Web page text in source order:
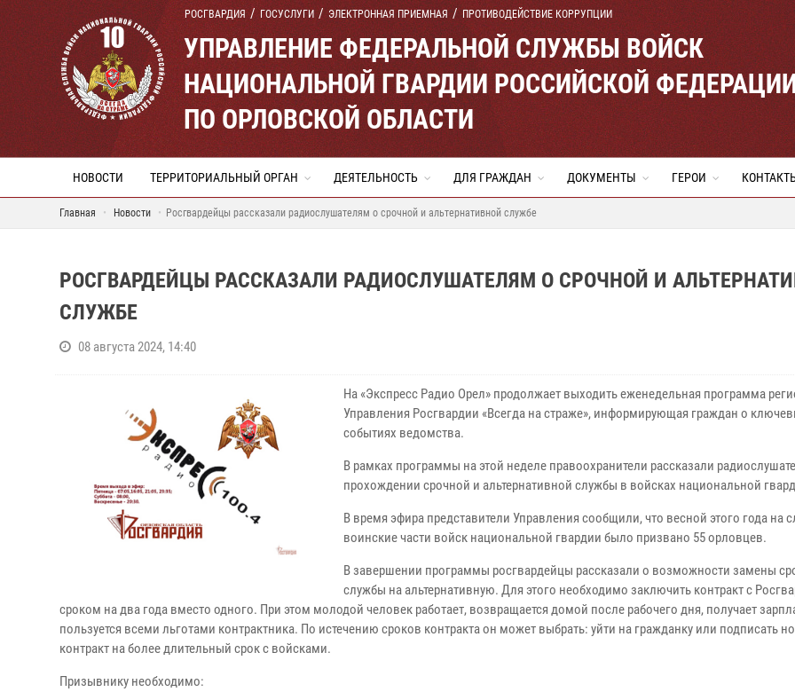
РОСГВАРДИЯ ГОСУСЛУГИ ЭЛЕКТРОННАЯ ПРИЕМНАЯ ПРОТИВОДЕЙСТВИЕ КОРРУПЦИИ
УПРАВЛЕНИЕ ФЕДЕРАЛЬНОЙ СЛУЖБЫ ВОЙСК
НАЦИОНАЛЬНОЙ ГВАРДИИ РОССИЙСКОЙ
ПО ОРЛОВСКОЙ ОБЛАСТИ
НОВОСТИ ТЕРРИТОРИАЛЬНЫЙ ОРГАН ДЕЯТЕЛЬНОСТЬ ДЛЯ ГРАЖДАН ДОКУМЕНТЫ ГЕРОИ
Главная Новости Росгвардейцы рассказали радиослушателям о срочной и альтернативной службе
РОСГВАРДЕЙЦЫ РАССКАЗАЛИ РАДИОСЛУШАТЕЛЯМ О СРОЧНОЙ И
СЛУЖБЕ
08 августа 2024, 14:40
На «Экспресс Радио Орел» продолжает выходить еженедельная программа
Управления Росгвардии «Всегда на страже», информирующая граждан о
событиях ведомства.
В рамках программы на этой неделе правоохранители рассказали
прохождении срочной и альтернативной службы в войсках национальной
В время эфира представители Управления сообщили, что весной этого года на
воинские части войск национальной гвардии было призвано 55 орловцев.
В завершении программы росгвардейцы рассказали о возможности замены
службы на альтернативную. Для этого необходимо заключить контракт с
сроком на два года вместо одного. При этом молодой человек работает, возвращается домой после рабочего дня, получает
пользуется всеми льготами контрактника. По истечению сроков контракта он может выбрать: уйти на гражданку или подписать
контракт на более длительный срок с войсками.
Призывнику необходимо: